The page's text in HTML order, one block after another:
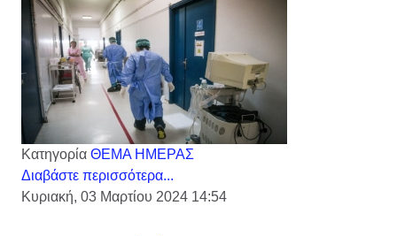
Κατηγορία ΘΕΜΑ ΗΜΕΡΑΣ
Διαβάστε περισσότερα...
Κυριακή, 03 Μαρτίου 2024 14:54